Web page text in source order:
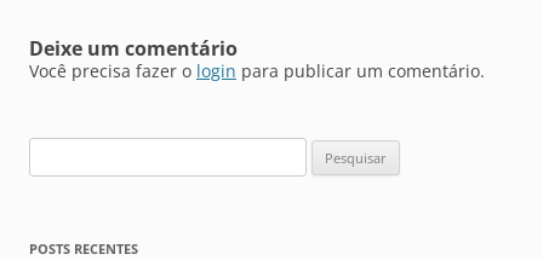
Deixe um comentário
Você precisa fazer o login para publicar um comentário.
por:
POSTS RECENTES